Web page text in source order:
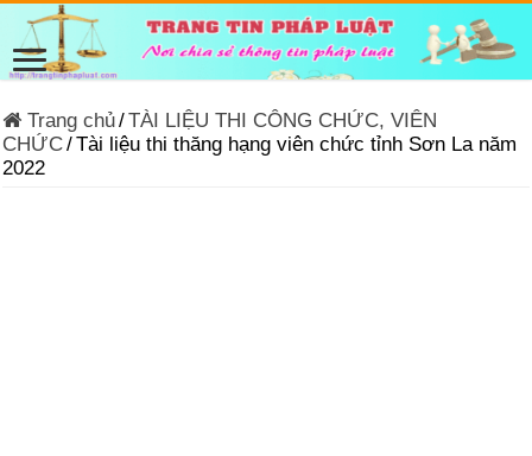
Trang chủ/TÀI LIỆU THI CÔNG CHỨC, VIÊN
CHỨC/Tài liệu thi thăng hạng viên chức tỉnh Sơn La năm
2022